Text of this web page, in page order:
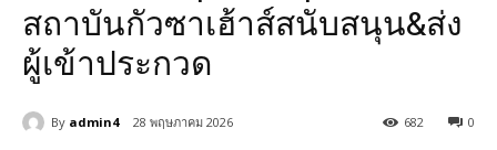
สถาบันกัวซาเฮ้าส์สนับสนุน&ส่ง
ผู้เข้าประกวด
By admin4 28 พฤษภาคม 2026 0
682